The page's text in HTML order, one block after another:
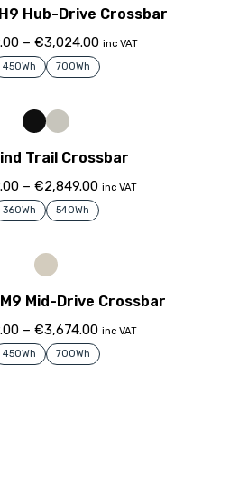
Hub-Drive Crossbar
– €3,024.00 inc VAT
450Wh 700Wh
Trail Crossbar
– €2,849.00 inc VAT
360Wh 540Wh
Mid-Drive Crossbar
– €3,674.00 inc VAT
450Wh 700Wh